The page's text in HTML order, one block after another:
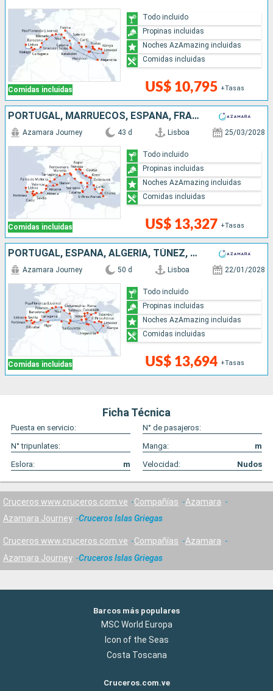
Comidas incluidas US$ 10,795 +Tasas
Todo incluido
Propinas incluidas
Noches AzAmazing incluidas
Comidas incluidas
PORTUGAL, MARRUECOS, ESPAÑA, FRANCIA, MONACO, ITALIA, ESLOVENIA, CROACIA, MONTENEGRO, GRECIA
Comidas incluidas
Azamara Journey 43 d Lisboa 25/03/2028
US$ 13,327 +Tasas
Todo incluido
Propinas incluidas
Noches AzAmazing incluidas
Comidas incluidas
PORTUGAL, ESPAÑA, ALGERIA, TÚNEZ, MALTA, TURQUÍA, GRECIA, EGIPTO, CHIPRE, ITALIA, FRANCIA
Comidas incluidas
Azamara Journey 50 d Lisboa 22/01/2028
US$ 13,694 +Tasas
Todo incluido
Propinas incluidas
Noches AzAmazing incluidas
Comidas incluidas
Ficha Técnica
Puesta en servicio:
N° de pasajeros:
N° tripunlates:
Manga:
m
Eslora:
m Velocidad: Nudos
Cruceros www.cruceros.com.ve Compañías
Azamara
Azamara Journey
Cruceros Islas Griegas
Cruceros www.cruceros.com.ve Compañías
Azamara
Azamara Journey
Cruceros Islas Griegas
Barcos más populares
MSC World Europa
Icon of the Seas
Costa Toscana
Cruceros.com.ve